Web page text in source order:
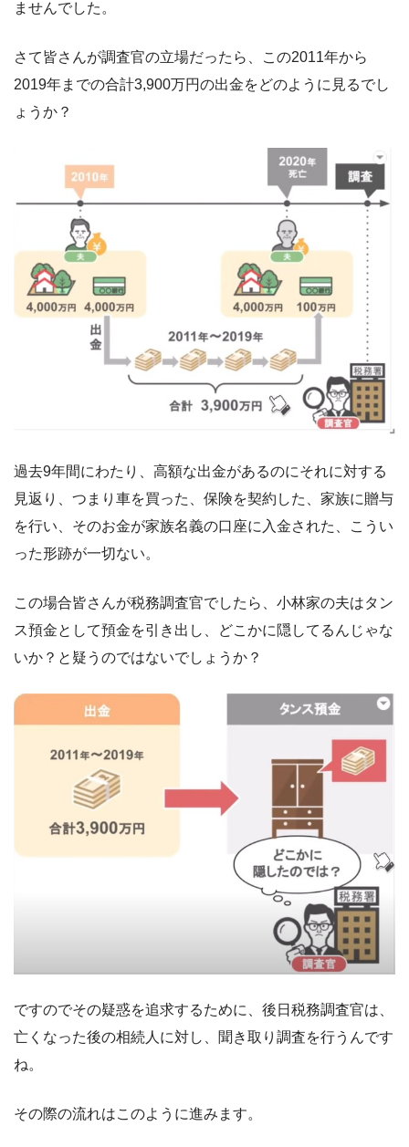
ませんでした。
さて皆さんが調査官の立場だったら、この2011年から
2019年までの合計3,900万円の出金をどのように見るでし
ょうか？
過去9年間にわたり、高額な出金があるのにそれに対する
見返り、つまり車を買った、保険を契約した、家族に贈与
を行い、そのお金が家族名義の口座に入金された、こうい
った形跡が一切ない。
この場合皆さんが税務調査官でしたら、小林家の夫はタン
ス預金として預金を引き出し、どこかに隠してるんじゃな
いか？と疑うのではないでしょうか？
ですのでその疑惑を追求するために、後日税務調査官は、
亡くなった後の相続人に対し、聞き取り調査を行うんです
ね。
その際の流れはこのように進みます。